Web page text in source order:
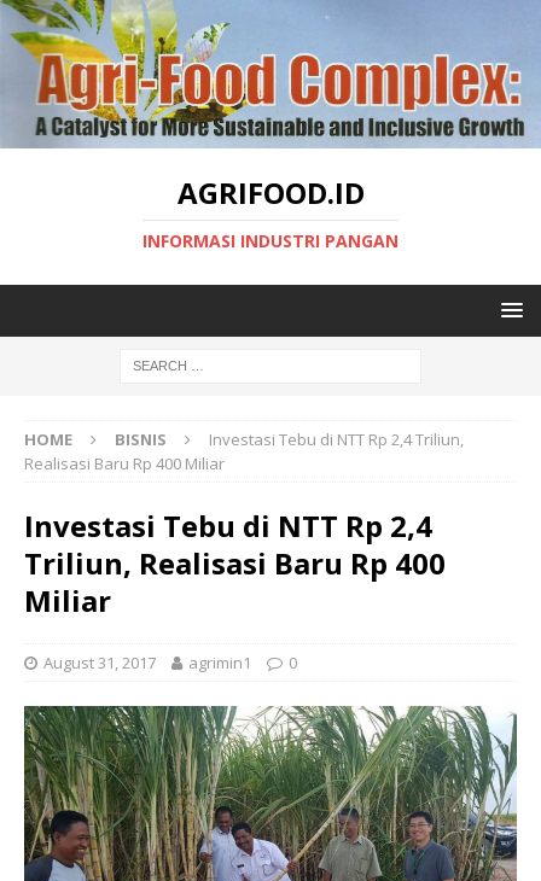
AGRIFOOD.ID
INFORMASI INDUSTRI PANGAN
HOME BISNIS
Investasi Tebu di NTT Rp 2,4 Triliun,
Realisasi Baru Rp 400 Miliar
Investasi Tebu di NTT Rp 2,4
Triliun, Realisasi Baru Rp 400
Miliar
August 31, 2017 agrimin1 0